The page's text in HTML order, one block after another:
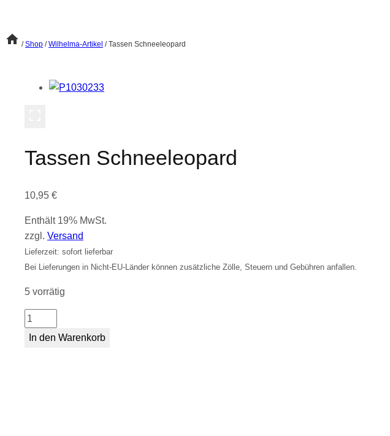
/ Shop / Wilhelma-Artikel / Tassen Schneeleopard
Tassen Schneeleopard
10,95 €
Enthält 19% MwSt.
zzgl. Versand
Lieferzeit: sofort lieferbar
Bei Lieferungen in Nicht-EU-Länder können zusätzliche Zölle, Steuern und Gebühren anfallen.
5 vorrätig
Tassen
Schneeleopard
In den Warenkorb